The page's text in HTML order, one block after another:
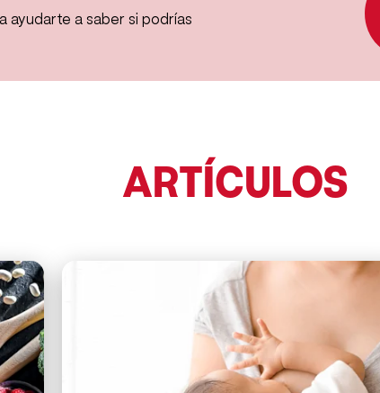
ayudarte a saber si podrías
ARTÍCULOS